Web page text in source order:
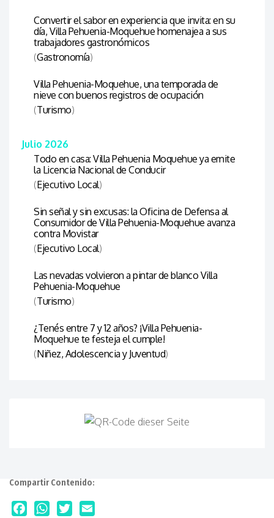
Convertir el sabor en experiencia que invita: en su
día, Villa Pehuenia-Moquehue homenajea a sus
trabajadores gastronómicos
(Gastronomía)
Villa Pehuenia-Moquehue, una temporada de
nieve con buenos registros de ocupación
(Turismo)
Julio 2026
Todo en casa: Villa Pehuenia Moquehue ya emite
la Licencia Nacional de Conducir
(Ejecutivo Local)
Sin señal y sin excusas: la Oficina de Defensa al
Consumidor de Villa Pehuenia-Moquehue avanza
contra Movistar
(Ejecutivo Local)
Las nevadas volvieron a pintar de blanco Villa
Pehuenia-Moquehue
(Turismo)
¿Tenés entre 7 y 12 años? ¡Villa Pehuenia-
Moquehue te festeja el cumple!
(Niñez, Adolescencia y Juventud)
Compartir Contenido: